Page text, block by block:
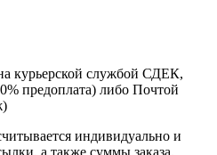
курьерской службой СДЕК,
предоплата) либо Почтой
индивидуально и
а также суммы заказа.